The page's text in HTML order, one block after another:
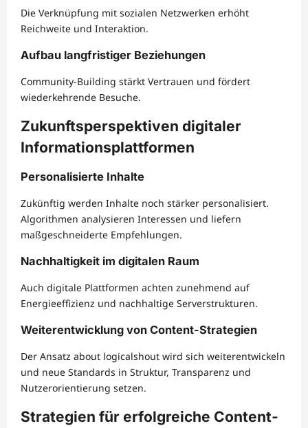
Die Verknüpfung mit sozialen Netzwerken erhöht
Reichweite und Interaktion.
Aufbau langfristiger Beziehungen
Community-Building stärkt Vertrauen und fördert
wiederkehrende Besuche.
Zukunftsperspektiven digitaler
Informationsplattformen
Personalisierte Inhalte
Zukünftig werden Inhalte noch stärker personalisiert.
Algorithmen analysieren Interessen und liefern
maßgeschneiderte Empfehlungen.
Nachhaltigkeit im digitalen Raum
Auch digitale Plattformen achten zunehmend auf
Energieeffizienz und nachhaltige Serverstrukturen.
Weiterentwicklung von Content-Strategien
Der Ansatz about logicalshout wird sich weiterentwickeln
und neue Standards in Struktur, Transparenz und
Nutzerorientierung setzen.
Strategien für erfolgreiche Content-